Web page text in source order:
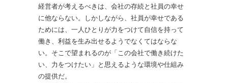
経営者が考えるべきは、会社の存続と社員の幸せ
に他ならない。しかしながら、社員が幸せである
ためには、一人ひとりが力をつけて自信を持って
働き、利益を生み出せるようでなくてはならな
い。そこで望まれるのが「この会社で働き続けた
い、力をつけたい」と思えるような環境や仕組み
の提供だ。